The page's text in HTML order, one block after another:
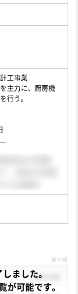
工事業
主力に、厨房機
行う。
ました。